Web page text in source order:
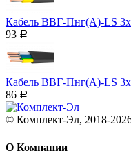
Кабель ВВГ-Пнг(А)-LS
93 Р
Кабель ВВГ-Пнг(А)-LS
86 Р
© Комплект-Эл, 2018-
О Компании